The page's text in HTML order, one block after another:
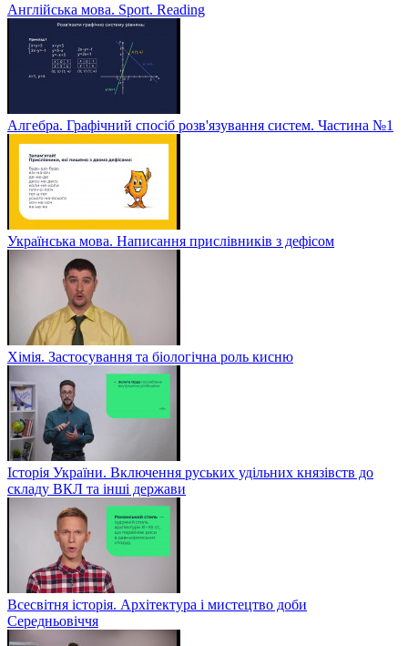
Англійська мова. Sport. Reading
Алгебра. Графічний спосіб розв'язування систем. Частина №1
Українська мова. Написання прислівників з дефісом
Хімія. Застосування та біологічна роль кисню
Історія України. Включення руських удільних князівств до
складу ВКЛ та інші держави
Всесвітня історія. Архітектура і мистецтво доби
Середньовіччя